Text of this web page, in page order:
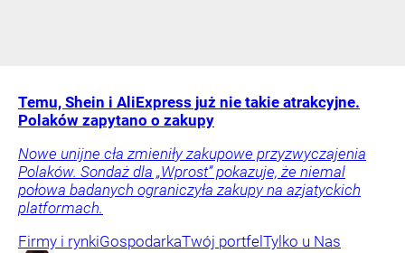
Temu, Shein i AliExpress już nie takie atrakcyjne.
Polaków zapytano o zakupy
Nowe unijne cła zmieniły zakupowe przyzwyczajenia
Polaków. Sondaż dla „Wprost” pokazuje, że niemal
połowa badanych ograniczyła zakupy na azjatyckich
platformach.
Firmy i rynkiGospodarkaTwój portfelTylko u Nas